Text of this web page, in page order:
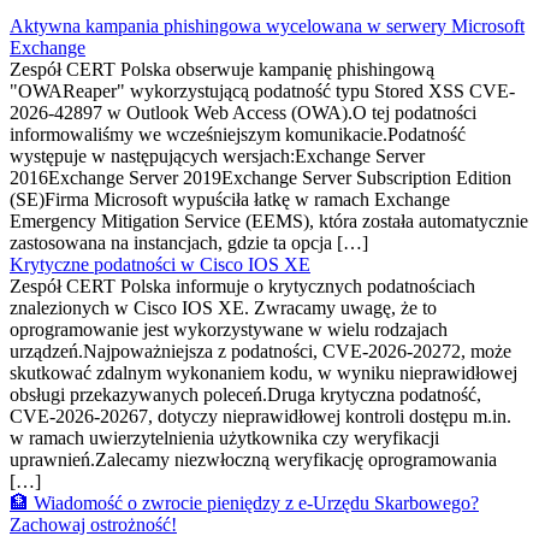
Aktywna kampania phishingowa wycelowana w serwery Microsoft
Exchange
Zespół CERT Polska obserwuje kampanię phishingową
"OWAReaper" wykorzystującą podatność typu Stored XSS CVE-
2026-42897 w Outlook Web Access (OWA).O tej podatności
informowaliśmy we wcześniejszym komunikacie.Podatność
występuje w następujących wersjach:Exchange Server
2016Exchange Server 2019Exchange Server Subscription Edition
(SE)Firma Microsoft wypuściła łatkę w ramach Exchange
Emergency Mitigation Service (EEMS), która została automatycznie
zastosowana na instancjach, gdzie ta opcja […]
Krytyczne podatności w Cisco IOS XE
Zespół CERT Polska informuje o krytycznych podatnościach
znalezionych w Cisco IOS XE. Zwracamy uwagę, że to
oprogramowanie jest wykorzystywane w wielu rodzajach
urządzeń.Najpoważniejsza z podatności, CVE-2026-20272, może
skutkować zdalnym wykonaniem kodu, w wyniku nieprawidłowej
obsługi przekazywanych poleceń.Druga krytyczna podatność,
CVE-2026-20267, dotyczy nieprawidłowej kontroli dostępu m.in.
w ramach uwierzytelnienia użytkownika czy weryfikacji
uprawnień.Zalecamy niezwłoczną weryfikację oprogramowania
[…]
🏦 Wiadomość o zwrocie pieniędzy z e-Urzędu Skarbowego?
Zachowaj ostrożność!